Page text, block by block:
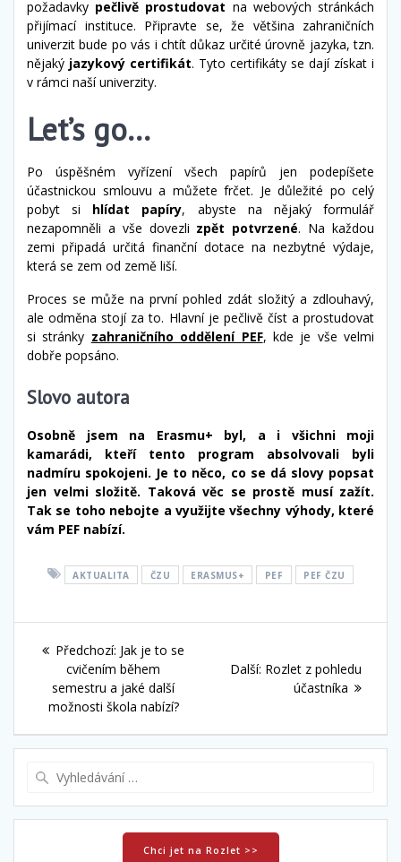
požadavky pečlivě prostudovat na webových stránkách
přijímací instituce. Připravte se, že většina zahraničních
univerzit bude po vás i chtít důkaz určité úrovně jazyka, tzn.
nějaký jazykový certifikát. Tyto certifikáty se dají získat i
v rámci naší univerzity.
Let’s go…
Po úspěšném vyřízení všech papírů jen podepíšete
účastnickou smlouvu a můžete frčet. Je důležité po celý
pobyt si hlídat papíry, abyste na nějaký formulář
nezapomněli a vše dovezli zpět potvrzené. Na každou
zemi připadá určitá finanční dotace na nezbytné výdaje,
která se zem od země liší.
Proces se může na první pohled zdát složitý a zdlouhavý,
ale odměna stojí za to. Hlavní je pečlivě číst a prostudovat
si stránky zahraničního oddělení PEF, kde je vše velmi
dobře popsáno.
Slovo autora
Osobně jsem na Erasmu+ byl, a i všichni moji
kamarádi, kteří tento program absolvovali byli
nadmíru spokojeni. Je to něco, co se dá slovy popsat
jen velmi složitě. Taková věc se prostě musí zažít.
Tak se toho nebojte a využijte všechny výhody, které
vám PEF nabízí.
AKTUALITA ČZU ERASMUS+ PEF PEF ČZU
Navigace
pro
příspěvek
Předchozí: Předchozí
příspěvek:
Jak je to se
cvičením během
semestru a jaké další
možnosti škola nabízí?
Další: Další
příspěvek:
Rozlet z pohledu
účastníka
Chci jet na Rozlet >>